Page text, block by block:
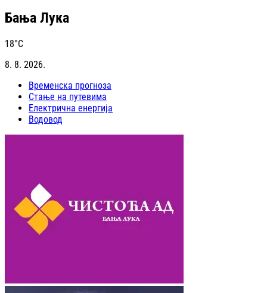
Бања Лука
18°C
8. 8. 2026.
Временска прогноза
Стање на путевима
Електрична енергија
Водовод